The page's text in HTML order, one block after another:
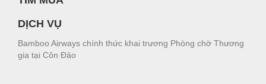
DỊCH VỤ
Bamboo Airways chính thức khai trương Phòng chờ Thương
gia tại Côn Đảo